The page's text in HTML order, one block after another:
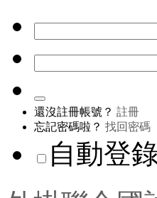
還沒註冊帳號？ 註冊
忘記密碼啦？ 找回密碼
自動登